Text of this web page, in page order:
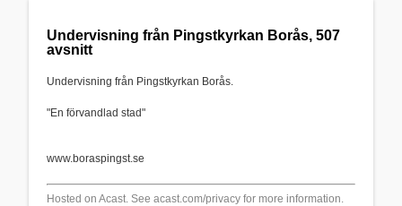
Undervisning från Pingstkyrkan Borås, 507
avsnitt
Undervisning från Pingstkyrkan Borås.
"En förvandlad stad"
www.boraspingst.se
Hosted on Acast. Seeacast.com/privacy for more information.